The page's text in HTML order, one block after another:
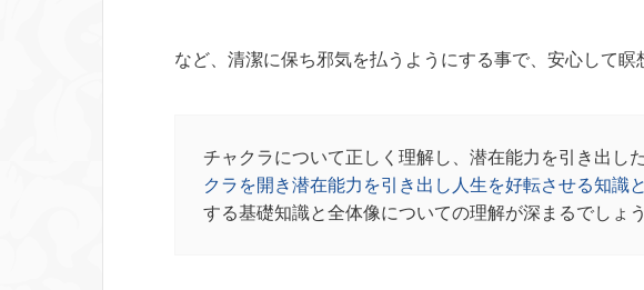
など、清潔に保ち邪気を払うようにする事で、安心して瞑
チャクラについて正しく理解し、潜在能力を引き出し
クラを開き潜在能力を引き出し人生を好転させる知識
する基礎知識と全体像についての理解が深まるでしょう